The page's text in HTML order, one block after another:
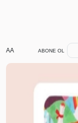
AA ABONE OL